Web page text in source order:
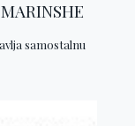
samostalnu